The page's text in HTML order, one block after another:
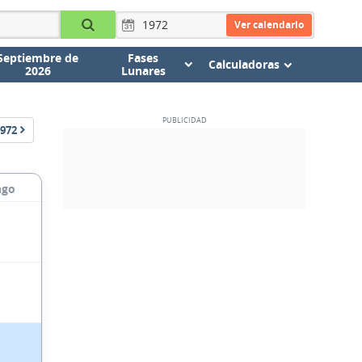
Ver calendario
de
2026
Fases
Lunares
Calculadoras